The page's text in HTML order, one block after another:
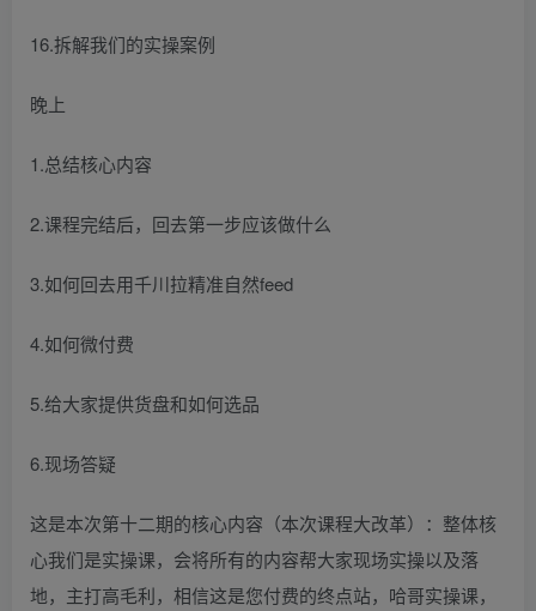
16.拆解我们的实操案例
晚上
1.总结核心内容
2.课程完结后，回去第一步应该做什么
3.如何回去用千川拉精准自然feed
4.如何微付费
5.给大家提供货盘和如何选品
6.现场答疑
这是本次第十二期的核心内容（本次课程大改革）：整体核
心我们是实操课，会将所有的内容帮大家现场实操以及落
地，主打高毛利，相信这是您付费的终点站，哈哥实操课，